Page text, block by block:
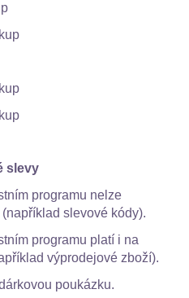
slevy
programu nelze
slevové kódy).
programu platí i na
výprodejové zboží).
poukázku.